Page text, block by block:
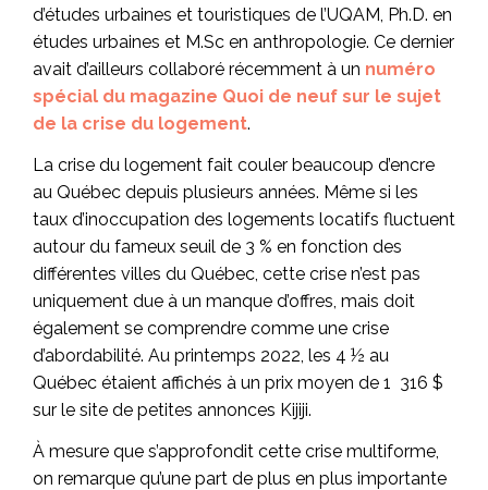
d’études urbaines et touristiques de l’UQAM, Ph.D. en
études urbaines et M.Sc en anthropologie. Ce dernier
avait d’ailleurs collaboré récemment à un numéro
spécial du magazine Quoi de neuf sur le sujet
de la crise du logement.
La crise du logement fait couler beaucoup d’encre
au Québec depuis plusieurs années. Même si les
taux d’inoccupation des logements locatifs fluctuent
autour du fameux seuil de 3 % en fonction des
différentes villes du Québec, cette crise n’est pas
uniquement due à un manque d’offres, mais doit
également se comprendre comme une crise
d’abordabilité. Au printemps 2022, les 4 ½ au
Québec étaient affichés à un prix moyen de 1 316 $
sur le site de petites annonces Kijiji.
À mesure que s’approfondit cette crise multiforme,
on remarque qu’une part de plus en plus importante